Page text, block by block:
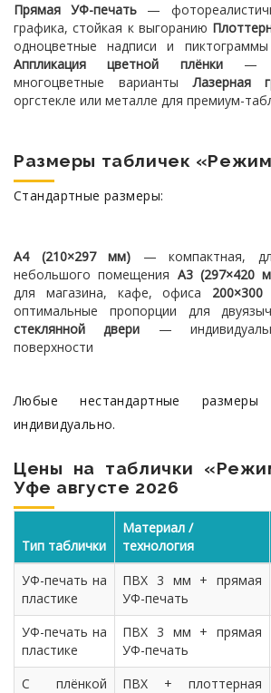
Прямая УФ-печать —
графика, стойкая к выгоранию
одноцветные надписи и
Аппликация цветной плёнки—
многоцветные варианты
Лазерная
оргстекле или металле для премиум-
Размеры табличек
Стандартные размеры:
A4 (210×297 мм) — компактная,
небольшого помещения A3 (297×420
для магазина, кафе, офиса
оптимальные пропорции для
стеклянной двери —
поверхности
Любые нестандартные
индивидуально.
Цены на таблички
Уфе августе 2026
Тип таблички
Материал /
технология
УФ-печать на
пластике
ПВХ 3 мм + прямая
УФ-печать
УФ-печать на
пластике
ПВХ 3 мм + прямая
УФ-печать
С плёнкой
ПВХ + плоттерная